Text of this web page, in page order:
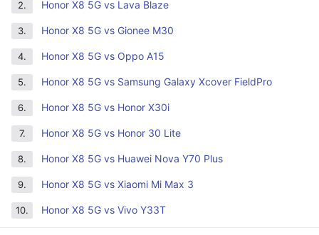
2. Honor X8 5G vs Lava Blaze
3. Honor X8 5G vs Gionee M30
4. Honor X8 5G vs Oppo A15
5. Honor X8 5G vs Samsung Galaxy Xcover FieldPro
6. Honor X8 5G vs Honor X30i
7. Honor X8 5G vs Honor 30 Lite
8. Honor X8 5G vs Huawei Nova Y70 Plus
9. Honor X8 5G vs Xiaomi Mi Max 3
10. Honor X8 5G vs Vivo Y33T